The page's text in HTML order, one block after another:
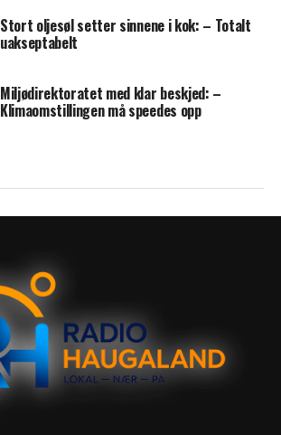
Stort oljesøl setter sinnene i kok: – Totalt
uakseptabelt
Miljødirektoratet med klar beskjed: –
Klimaomstillingen må speedes opp